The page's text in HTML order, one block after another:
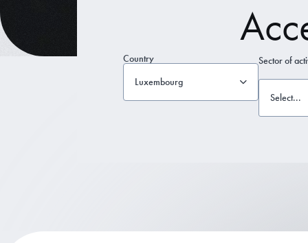
Country
Luxembourg
Sector of
Select...